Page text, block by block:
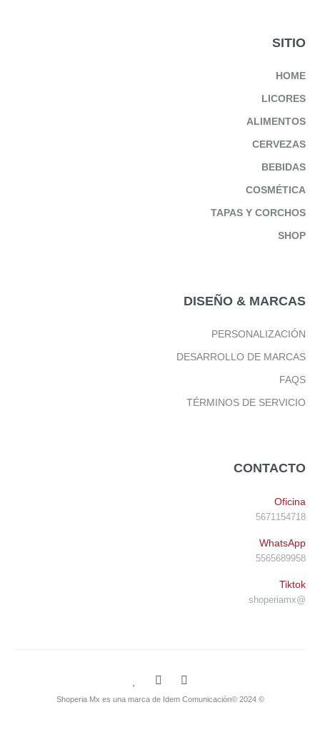
SITIO
HOME
LICORES
ALIMENTOS
CERVEZAS
BEBIDAS
COSMÉTICA
TAPAS Y CORCHOS
SHOP
DISEÑO & MARCAS
PERSONALIZACIÓN
DESARROLLO DE MARCAS
FAQS
TÉRMINOS DE SERVICIO
CONTACTO
Oficina
5671154718
WhatsApp
5565689958
Tiktok
@shoperiamx
© Shoperia Mx es una marca de Idem Comunicación© 2024